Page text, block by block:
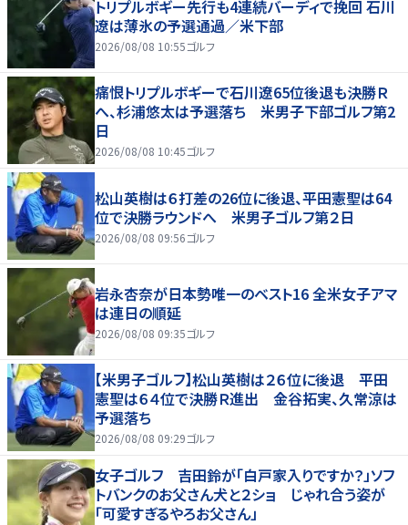
トリプルボギー先行も4連続バーディで挽回 石川
遼は薄氷の予選通過／米下部
2026/08/08 10:55ゴルフ
痛恨トリプルボギーで石川遼65位後退も決勝Ｒ
へ、杉浦悠太は予選落ち 米男子下部ゴルフ第2
日
2026/08/08 10:45ゴルフ
松山英樹は６打差の26位に後退、平田憲聖は64
位で決勝ラウンドへ 米男子ゴルフ第２日
2026/08/08 09:56ゴルフ
岩永杏奈が日本勢唯一のベスト16 全米女子アマ
は連日の順延
2026/08/08 09:35ゴルフ
【米男子ゴルフ】松山英樹は２６位に後退 平田
憲聖は６４位で決勝Ｒ進出 金谷拓実、久常涼は
予選落ち
2026/08/08 09:29ゴルフ
女子ゴルフ 吉田鈴が「白戸家入りですか？」ソフ
トバンクのお父さん犬と２ショ じゃれ合う姿が
「可愛すぎるやろお父さん」